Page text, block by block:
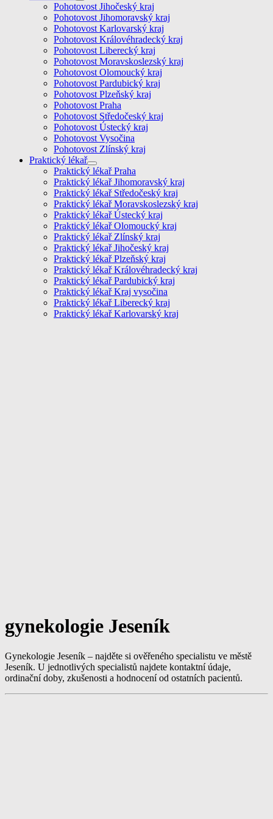
Pohotovost Jihočeský kraj
Pohotovost Jihomoravský kraj
Pohotovost Karlovarský kraj
Pohotovost Královéhradecký kraj
Pohotovost Liberecký kraj
Pohotovost Moravskoslezský kraj
Pohotovost Olomoucký kraj
Pohotovost Pardubický kraj
Pohotovost Plzeňský kraj
Pohotovost Praha
Pohotovost Středočeský kraj
Pohotovost Ústecký kraj
Pohotovost Vysočina
Pohotovost Zlínský kraj
Praktický lékař
Praktický lékař Praha
Praktický lékař Jihomoravský kraj
Praktický lékař Středočeský kraj
Praktický lékař Moravskoslezský kraj
Praktický lékař Ústecký kraj
Praktický lékař Olomoucký kraj
Praktický lékař Zlínský kraj
Praktický lékař Jihočeský kraj
Praktický lékař Plzeňský kraj
Praktický lékař Královéhradecký kraj
Praktický lékař Pardubický kraj
Praktický lékař Kraj vysočina
Praktický lékař Liberecký kraj
Praktický lékař Karlovarský kraj
gynekologie Jeseník
Gynekologie Jeseník – najděte si ověřeného specialistu ve městě
Jeseník. U jednotlivých specialistů najdete kontaktní údaje,
ordinační doby, zkušenosti a hodnocení od ostatních pacientů.